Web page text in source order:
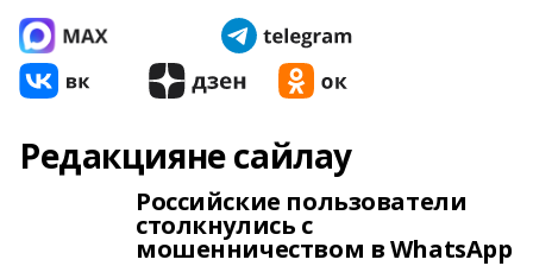
Редакцияне сайлау
Российские пользователи
столкнулись с
мошенничеством в WhatsApp